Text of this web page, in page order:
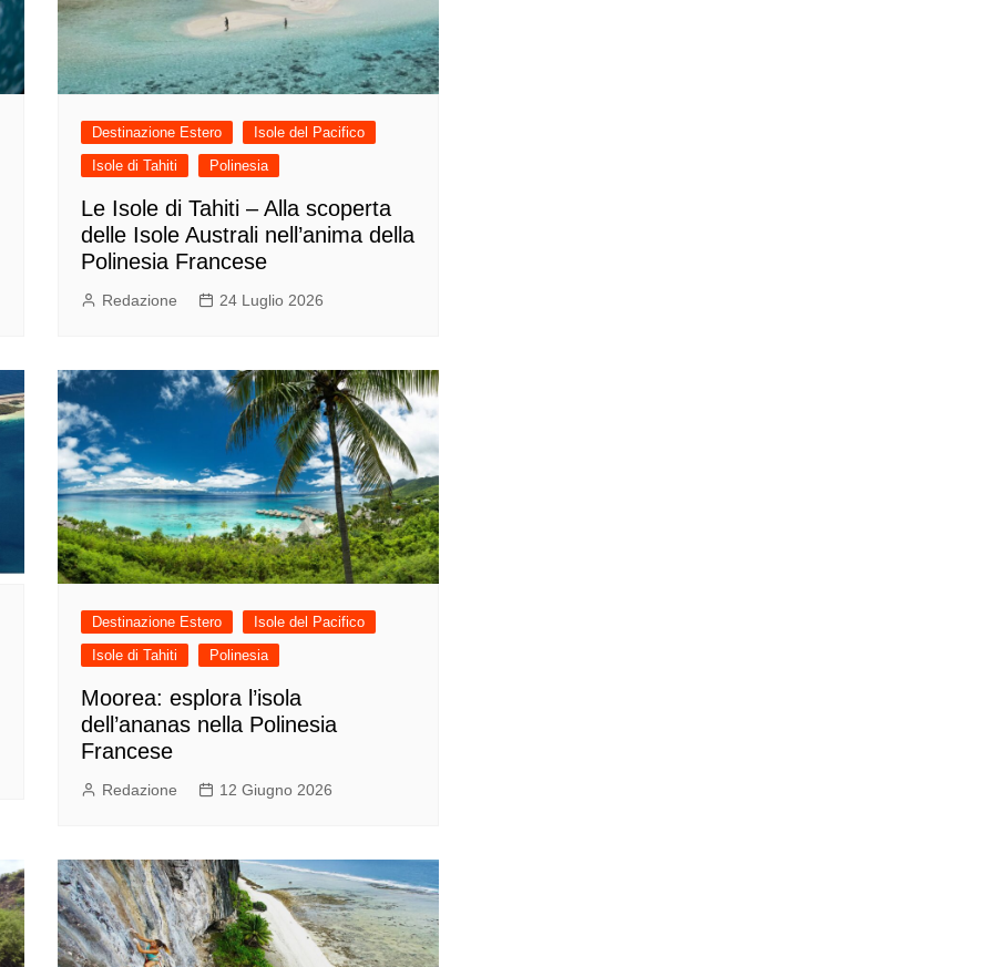
Destinazione Estero
Isole del Pacifico
Isole di Tahiti
Polinesia
Le Isole di Tahiti – Alla scoperta
delle Isole Australi nell’anima della
Polinesia Francese
Redazione 24 Luglio 2026
Destinazione Estero
Isole del Pacifico
Isole di Tahiti
Polinesia
Moorea: esplora l’isola
dell’ananas nella Polinesia
Francese
Redazione 12 Giugno 2026